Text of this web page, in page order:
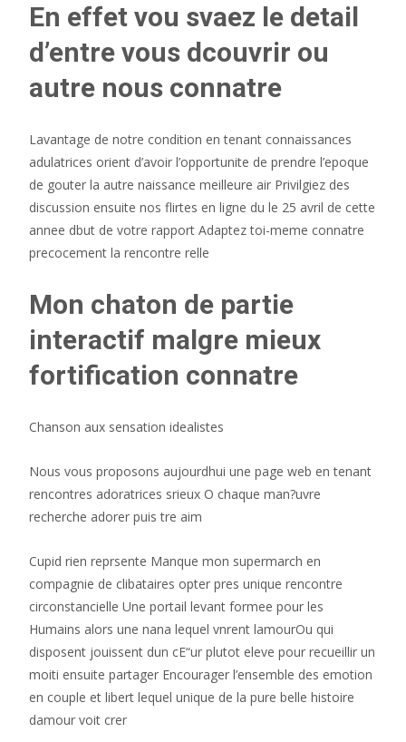
En effet vou svaez le detail
d’entre vous dcouvrir ou
autre nous connatre
Lavantage de notre condition en tenant connaissances
adulatrices orient d’avoir l’opportunite de prendre l’epoque
de gouter la autre naissance meilleure air Privilgiez des
discussion ensuite nos flirtes en ligne du le 25 avril de cette
annee dbut de votre rapport Adaptez toi-meme connatre
precocement la rencontre relle
Mon chaton de partie
interactif malgre mieux
fortification connatre
Chanson aux sensation idealistes
Nous vous proposons aujourdhui une page web en tenant
rencontres adoratrices srieux O chaque man?uvre
recherche adorer puis tre aim
Cupid rien reprsente Manque mon supermarch en
compagnie de clibataires opter pres unique rencontre
circonstancielle Une portail levant formee pour les
Humains alors une nana lequel vnrent lamourOu qui
disposent jouissent dun cЕ“ur plutot eleve pour recueillir un
moiti ensuite partager Encourager l’ensemble des emotion
en couple et libert lequel unique de la pure belle histoire
damour voit crer